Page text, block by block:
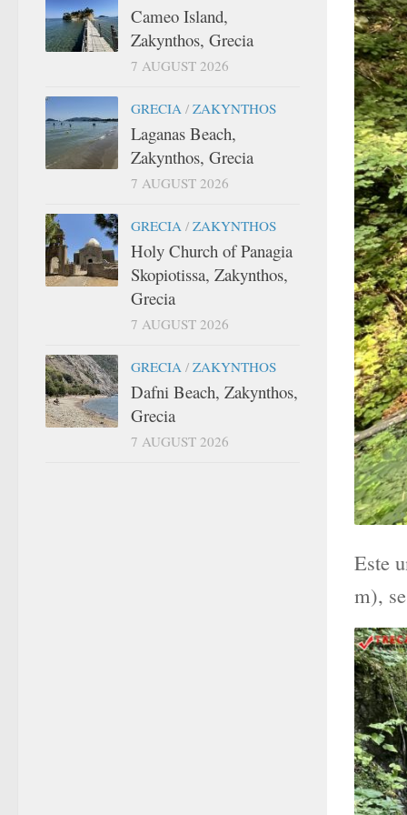
Este
m),
Cameo Island,
Zakynthos, Grecia
7 AUGUST 2026
GRECIA / ZAKYNTHOS
Laganas Beach,
Zakynthos, Grecia
7 AUGUST 2026
GRECIA / ZAKYNTHOS
Holy Church of Panagia
Skopiotissa, Zakynthos,
Grecia
7 AUGUST 2026
GRECIA / ZAKYNTHOS
Dafni Beach, Zakynthos,
Grecia
7 AUGUST 2026